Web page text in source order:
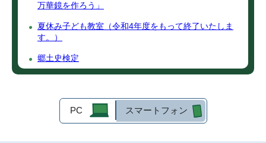
万華鏡を作ろう」
夏休み子ども教室（令和4年度をもって終了いたしま
す。）
郷土史検定
PC スマートフォン